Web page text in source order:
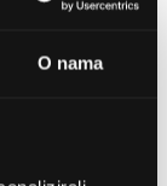
O nama